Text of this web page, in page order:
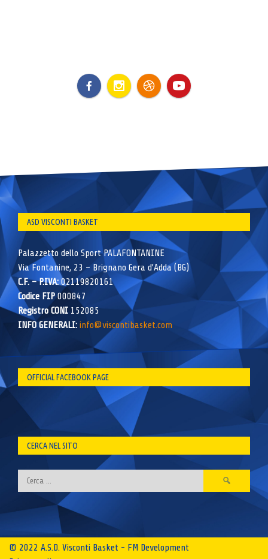
ASD VISCONTI BASKET
Palazzetto dello Sport PALAFONTANINE
Via Fontanine, 23 – Brignano Gera d’Adda (BG)
C.F. – P.IVA: 02119820161
Codice FIP000847
Registro CONI 152085
INFO GENERALI: info@viscontibasket.com
OFFICIAL FACEBOOK PAGE
CERCA NEL SITO
Ricerca
per:
© 2022 A.S.D. Visconti Basket - FM Development